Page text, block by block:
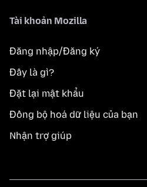
Tài khoản Mozilla
Đăng nhập/Đăng ký
Đây là gì?
Đặt lại mật khẩu
Đồng bộ hoá dữ liệu của bạn
Nhận trợ giúp